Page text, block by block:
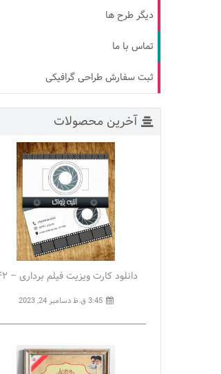
دیگر طرح ها
تماس با ما
ثبت سفارش طراحی گرافیکی
آخرین محصولات
دانلود کارت ویزیت فیلم برداری – ۱۴۲
3:45 ق.ظ دسامبر 24, 2023